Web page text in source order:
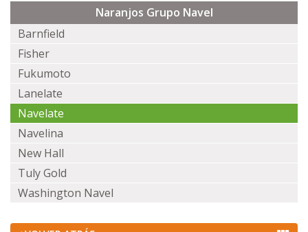
Naranjos Grupo Navel
Barnfield
Fisher
Fukumoto
Lanelate
Navelate
Navelina
New Hall
Tuly Gold
Washington Navel